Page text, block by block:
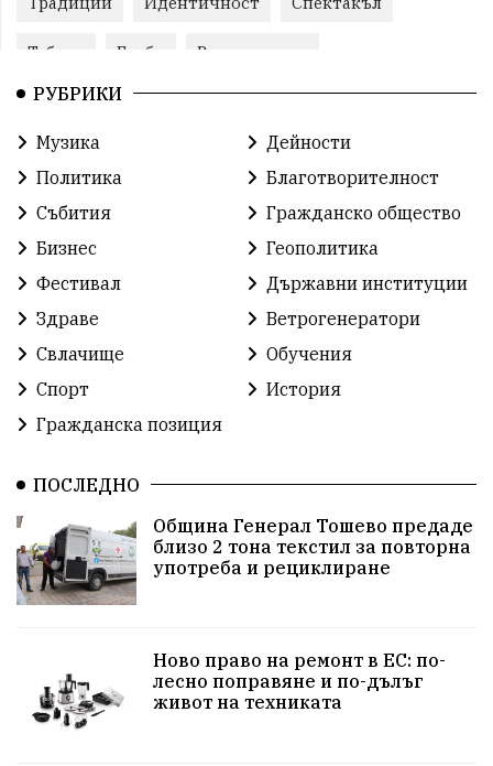
Табели Глоби Велотуризъм
Благотворителност
Работа Народност
Ретро Футбол
Лига екология протест
Одринци Наследство
Концерт Победа Баскетбол
Усмивки история празник
Община Добрич
Шах Балканиада Спорт Световен
Шампион
Общност Крушари
РУБРИКИ
Музика
Дейности
Политика
Благотворителност
Събития
Гражданско общество
Бизнес
Геополитика
Фестивал
Държавни институции
Здраве
Ветрогенератори
Свлачище
Обучения
Спорт
История
Гражданска позиция
ПОСЛЕДНО
Община Генерал Тошево предаде
близо 2 тона текстил за повторна
употреба и рециклиране
Ново право на ремонт в ЕС: по-
лесно поправяне и по-дълъг
живот на техниката